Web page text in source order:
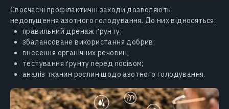
Своєчасні профілактичні заходи дозволяють
недопущення азотного голодування. До них відносяться:
правильний дренаж ґрунту;
збалансоване використання добрив;
внесення органічних речовин;
тестування ґрунту перед посівом;
аналіз тканин рослин щодо азотного голодування.